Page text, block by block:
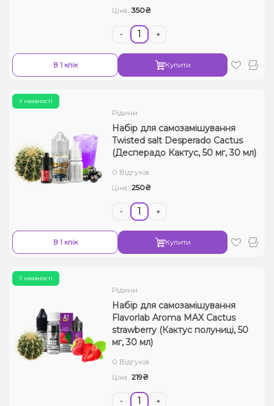
Ціна: 350₴
- +
В 1 клік Купити
У наявності
Рідини
Набір для самозамішування
Twisted salt Desperado Cactus
(Десперадо Кактус, 50 ​​мг, 30 мл)
0 Відгуків
Ціна: 250₴
- +
В 1 клік Купити
У наявності
Рідини
Набір для самозамішування
Flavorlab Aroma MAX Cactus
strawberry (Кактус полуниці, 50
мг, 30 мл)
0 Відгуків
Ціна: 219₴
- +